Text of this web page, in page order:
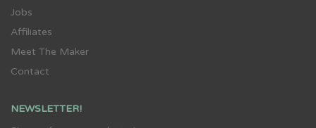
Jobs
Affiliates
Meet The Maker
Contact
NEWSLETTER!